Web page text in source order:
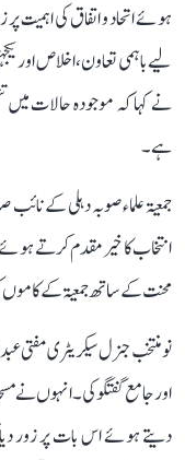
ہوئے اتحاد و اتفاق کی اہمیت
لیے باہمی تعاون، اخلاص
نے کہا کہ موجودہ حالات میں
ہے۔
جمعیۃ علماء صوبہ دہلی کے
انتخاب کا خیر مقدم کرتے
محنت کے ساتھ جمعیۃ کے
نو منتخب جنرل سیکریٹری مفتی
اور جامع گفتگو کی۔ انہوں نے
دیتے ہوئے اس بات پر زور